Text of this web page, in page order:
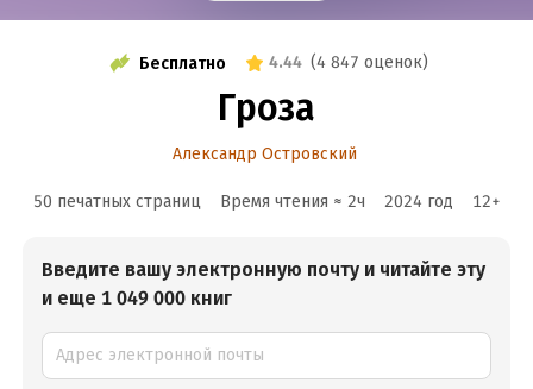
Бесплатно 4.44 (4 847 оценок)
Гроза
Александр Островский
50 печатных страниц Время чтения ≈ 2ч 2024 год 12+
Введите вашу электронную почту и читайте эту
и еще 1 049 000 книг